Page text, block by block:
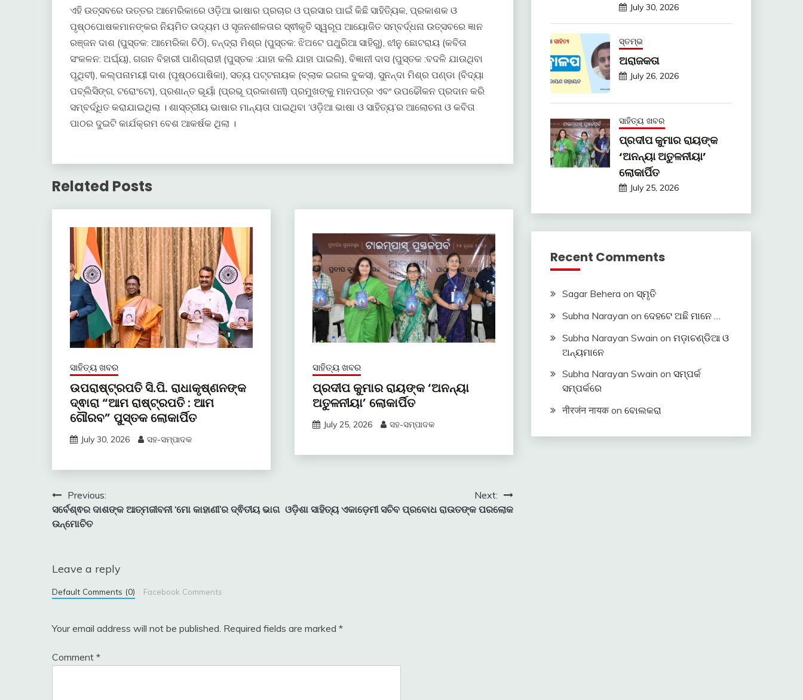
ଏହି ଉତ୍ସବରେ ଉତ୍ତର ଆମେରିକାରେ ଓଡ଼ିଆ ଭାଷାର ପ୍ରଚାର ଓ ପ୍ରସାର ପାଇଁ କିଛି ସାହିତ୍ୟିକ, ପ୍ରକାଶକ ଓ
ପୃଷ୍ଠପୋଷକମାନଙ୍କର ନିୟମିତ ଉଦ୍ୟମ ଓ ସୃଜନଶୀଳତାର ସ୍ଵୀକୃତି ସ୍ୱରୂପ ଆୟୋଜିତ ସମ୍ବର୍ଦ୍ଧନା ଉତ୍ସବରେ ଜ୍ଞାନ
ରଞ୍ଜନ ଦାଶ (ପୁସ୍ତକ: ଆମେରିକା ଚିଠି), ଚନ୍ଦ୍ରା ମିଶ୍ର (ପୁସ୍ତକ: ଝିଅଟେ ପଥୁରିଆ ସାହିରୁ), ଝୀନୁ ଛୋଟରାୟ (କବିତା
ସଂକଳନ: ଅର୍ଘ୍ୟ), ଗଗନ ବିହାରୀ ପାଣିଗ୍ରାହୀ (ପୁସ୍ତକ :ଯାହା କଲି ଯାହା ପାଇଲି), ବିଜ୍ଞାନୀ ଦାସ (ପୁସ୍ତକ :ବଦଳି ଯାଉଥିବା
ପୃଥିବୀ), କଲ୍ପନାମୟୀ ଦାଶ (ପୃଷ୍ଠପୋଷିକା), ସତ୍ୟ ପଟ୍ଟନାୟକ (ବ୍ଲାକ ଇଗଲ ବୁକସ), ସୁନନ୍ଦା ମିଶ୍ର ପଣ୍ଡା (ବିଦ୍ୟା
ପବ୍ଲିସିଙ୍ଗ, ଟରୋଂଟୋ), ପ୍ରଶାନ୍ତ ଭୂୟାଁ (ପ୍ରଭୂ ପ୍ରକାଶନୀ) ପ୍ରମୁଖଙ୍କୁ ମାନପତ୍ର ଏବଂ ଉପଢୌକନ ପ୍ରଦାନ କରି
ସମ୍ବର୍ଦ୍ଧିତ କରାଯାଇଥିଲା । ଶାସ୍ତ୍ରୀୟ ଭାଷାର ମାନ୍ୟତା ପାଇଥିବା ‘ଓଡ଼ିଆ ଭାଷା ଓ ସାହିତ୍ୟ’ର ଆଲୋଚନା ଓ କବିତା
ପାଠର ଦୁଇଟି କାର୍ଯକ୍ରମ ବେଶ ଆକର୍ଷକ ଥିଲା ।
Related Posts
ସାହିତ୍ୟ ଖବର
ଉପରାଷ୍ଟ୍ରପତି ସି.ପି. ରାଧାକୃଷ୍ଣନଙ୍କ
ଦ୍ଵାରା “ଆମ ରାଷ୍ଟ୍ରପତି : ଆମ
ଗୌରବ” ପୁସ୍ତକ ଲୋକାର୍ପିତ
July 30, 2026 ସହ-ସମ୍ପାଦକ
ସାହିତ୍ୟ ଖବର
ପ୍ରଦୀପ କୁମାର ରାୟଙ୍କ ‘ଅନନ୍ୟା
ଅତୁଳନୀୟା’ ଲୋକାର୍ପିତ
July 25, 2026 ସହ-ସମ୍ପାଦକ
Post
navigation
Previous:
ସର୍ବେଶ୍ଵର ଦାଶଙ୍କ ଆତ୍ମଜୀବନୀ ‘ମୋ କାହାଣୀ’ର ଦ୍ଵିତୀୟ ଭାଗ
ଉନ୍ମୋଚିତ
Next:
ଓଡ଼ିଶା ସାହିତ୍ୟ ଏକାଡ଼େମୀ ସଚିବ ପ୍ରବୋଧ ରାଉତଙ୍କ ପରଲୋକ
Leave a reply
Default Comments (0) Facebook Comments
Your email address will not be published. Required fields are marked *
Comment *
July 30, 2026
ସ୍ତମ୍ଭ
ଅରାଜକତା
July 26, 2026
ସାହିତ୍ୟ ଖବର
ପ୍ରଦୀପ କୁମାର ରାୟଙ୍କ
‘ଅନନ୍ୟା ଅତୁଳନୀୟା’
ଲୋକାର୍ପିତ
July 25, 2026
Recent Comments
Sagar Behera on ସ୍ମୃତି
Subha Narayan on ଦେହଟେ ଅଛି ମାନେ …
Subha Narayan Swain on ମଡ଼ାଚଣ୍ଡିଆ ଓ
ଅନ୍ୟମାନେ
Subha Narayan Swain on ସମ୍ପର୍କ
ସମ୍ପର୍କରେ
नीरजंन नायकon ବୋଲକରା